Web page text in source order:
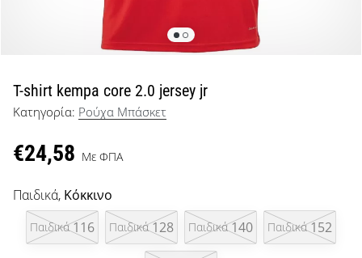
μπάσκετ
όπως
εμείς;
μαζί
ως
πρεσβευτής
της
μάρκας
T-shirt kempa core 2.0 jersey jr
Κατηγορία: Ρούχα Μπάσκετ
€24,58 Με ΦΠΑ
Παιδικά, Κόκκινο
Παιδικά 116 Παιδικά 128 Παιδικά 140 Παιδικά 152